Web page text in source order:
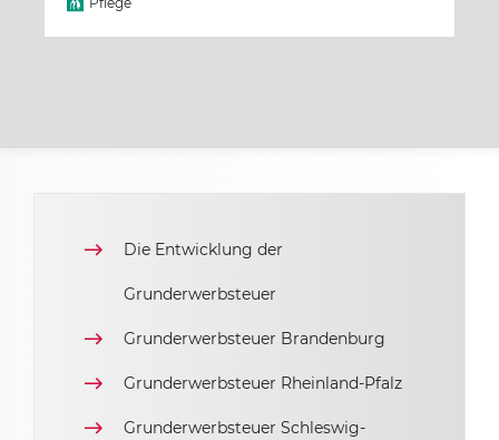
Die Entwicklung der
Grunderwerbsteuer
Grunderwerbsteuer Brandenburg
Grunderwerbsteuer Rheinland-Pfalz
Grunderwerbsteuer Schleswig-